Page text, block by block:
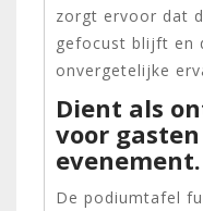
zorgt ervoor dat
gefocust blijft en
onvergetelijke
Dient als
voor
evenement.
De podiumtafel